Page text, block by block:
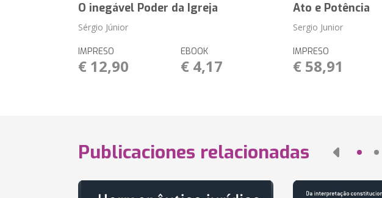
O inegável Poder da Igreja
Sérgio Júnior
IMPRESO
€ 12,90
EBOOK
€ 4,17
Ato e Potência
Sergio Junior
IMPRESO
€ 58,91
Publicaciones relacionadas